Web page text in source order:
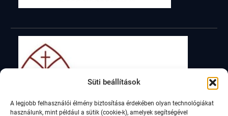
Süti beállítások
A legjobb felhasználói élmény biztosítása érdekében olyan technológiákat
használunk, mint például a sütik (cookie-k), amelyek segítségével